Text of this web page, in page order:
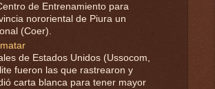
de Entrenamiento para
nororiental de Piura un
(Coer).
de Estados Unidos (Ussocom,
fueron las que rastrearon y
carta blanca para tener mayor